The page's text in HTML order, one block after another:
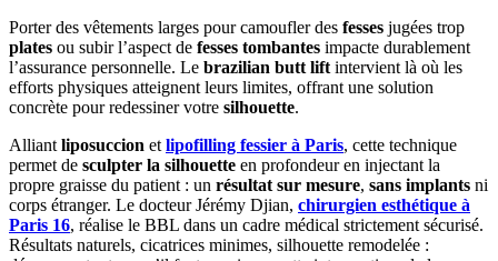
Porter des vêtements larges pour camoufler des fesses jugées trop
plates ou subir l’aspect de fesses tombantes impacte durablement
l’assurance personnelle. Le brazilian butt lift intervient là où les
efforts physiques atteignent leurs limites, offrant une solution
concrète pour redessiner votre silhouette.
Alliant liposuccion et lipofilling fessier à Paris, cette technique
permet de sculpter la silhouette en profondeur en injectant la
propre graisse du patient : un résultat sur mesure, sans implants ni
corps étranger. Le docteur Jérémy Djian, chirurgien esthétique à
Paris 16, réalise le BBL dans un cadre médical strictement sécurisé.
Résultats naturels, cicatrices minimes, silhouette remodelée :